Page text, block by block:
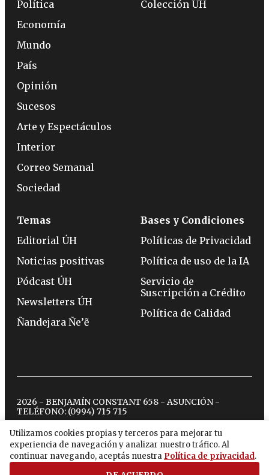
Utilizamos cookies propias y terceros para mejorar tu
experiencia de navegación y analizar nuestro tráfico. Al
continuar navegando, aceptás nuestra Política de privacidad.
Política
Economía
Mundo
País
Opinión
Sucesos
Arte y Espectáculos
Interior
Correo Semanal
Sociedad
Colección ÚH
Temas
Editorial ÚH
Noticias positivas
Pódcast ÚH
Newsletters ÚH
Ñandejara Ñe’ẽ
Bases y Condiciones
Políticas de Privacidad
Política de uso de la IA
Servicio de
Suscripción a Crédito
Política de Calidad
2026 - BENJAMÍN CONSTANT 658 - ASUNCIÓN -
TELÉFONO: (0994) 715 715
twitterinstagram
facebook
tiktokyoutubespotify